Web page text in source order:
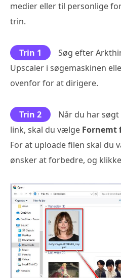
medier eller til personlige
trin.
Trin 1
Søg efter
Upscaler i søgemaskinen
ovenfor for at dirigere.
Trin 2
Når du har
link, skal du vælge Fornemt
For at uploade filen skal du
ønsker at forbedre, og